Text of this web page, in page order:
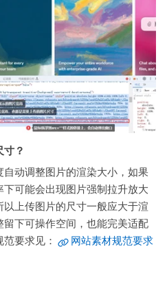
寸？
动调整图片的渲染大小，如果
下可能会出现图片强制拉升放大
上传图片的尺寸一般应大于渲
下可操作空间，也能完美适配
要求见：
网站素材规范要求